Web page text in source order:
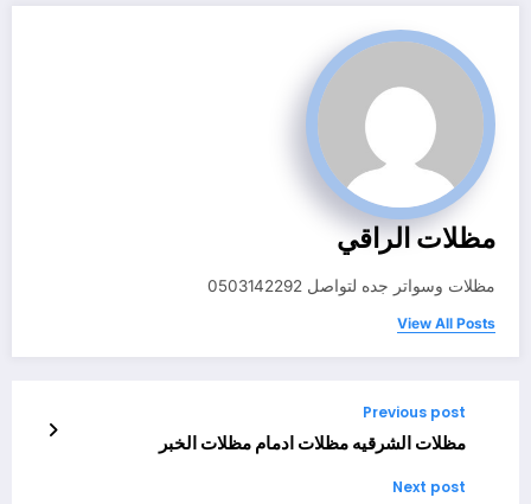
مظلات الراقي
مظلات وسواتر جده لتواصل 0503142292
View All Posts
Previous post
مظلات الشرقيه مظلات ادمام مظلات الخبر
Next post